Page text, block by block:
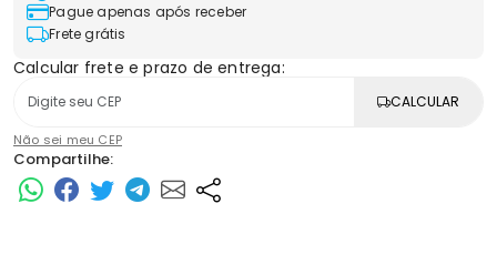
Pague apenas após receber
Frete grátis
Calcular frete e prazo de entrega:
CALCULAR
Não sei meu CEP
Compartilhe: